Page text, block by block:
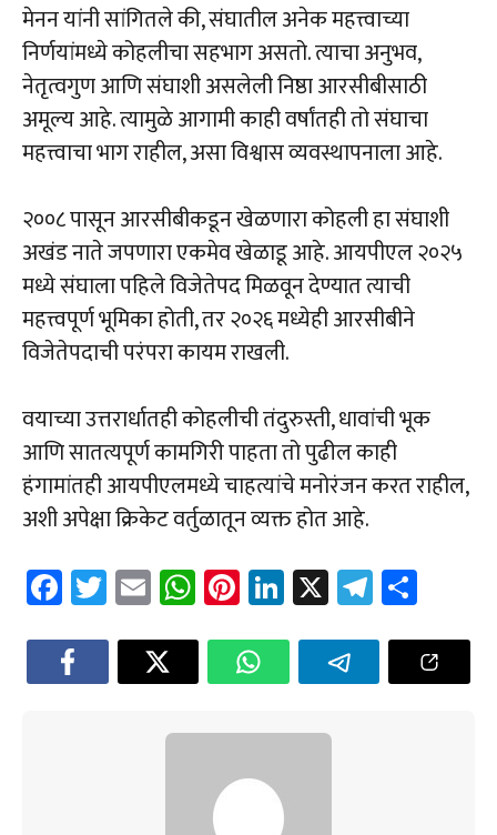
मेनन यांनी सांगितले की, संघातील अनेक महत्त्वाच्या
निर्णयांमध्ये कोहलीचा सहभाग असतो. त्याचा अनुभव,
नेतृत्वगुण आणि संघाशी असलेली निष्ठा आरसीबीसाठी
अमूल्य आहे. त्यामुळे आगामी काही वर्षांतही तो संघाचा
महत्त्वाचा भाग राहील, असा विश्वास व्यवस्थापनाला आहे.
२००८ पासून आरसीबीकडून खेळणारा कोहली हा संघाशी
अखंड नाते जपणारा एकमेव खेळाडू आहे. आयपीएल २०२५
मध्ये संघाला पहिले विजेतेपद मिळवून देण्यात त्याची
महत्त्वपूर्ण भूमिका होती, तर २०२६ मध्येही आरसीबीने
विजेतेपदाची परंपरा कायम राखली.
वयाच्या उत्तरार्धातही कोहलीची तंदुरुस्ती, धावांची भूक
आणि सातत्यपूर्ण कामगिरी पाहता तो पुढील काही
हंगामांतही आयपीएलमध्ये चाहत्यांचे मनोरंजन करत राहील,
अशी अपेक्षा क्रिकेट वर्तुळातून व्यक्त होत आहे.
Fa
ce
b
o
T
wi
tt
er
E
m
ail
W
h
at
sA
p
Pi
nt
er
es
t
Li
nk
e
dI
n
X Te
le
gr
a
e